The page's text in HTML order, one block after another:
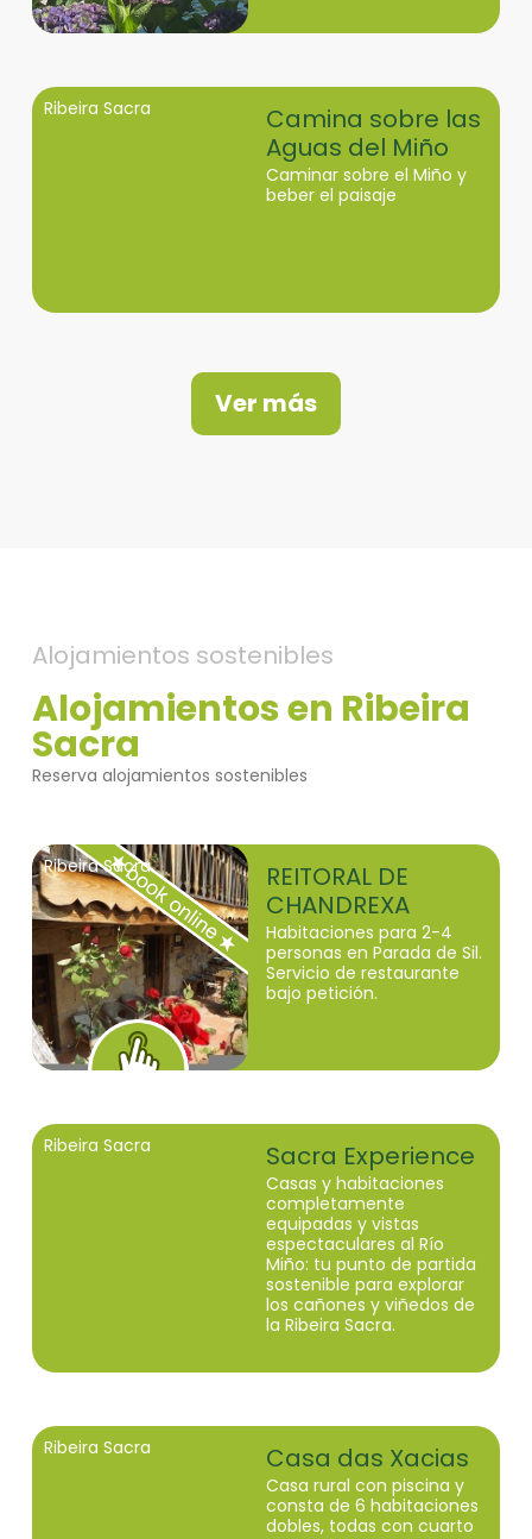
Ribeira Sacra
Camina sobre las
Aguas del Miño
Caminar sobre el Miño y
beber el paisaje
Ver más
Alojamientos sostenibles
Alojamientos en Ribeira
Sacra
Reserva alojamientos sostenibles
Ribeira Sacra
REITORAL DE
CHANDREXA
Habitaciones para 2-4
personas en Parada de Sil.
Servicio de restaurante
bajo petición.
Ribeira Sacra Sacra Experience
Casas y habitaciones
completamente
equipadas y vistas
espectaculares al Río
Miño: tu punto de partida
sostenible para explorar
los cañones y viñedos de
la Ribeira Sacra.
Ribeira Sacra Casa das Xacias
Casa rural con piscina y
consta de 6 habitaciones
dobles, todas con cuarto